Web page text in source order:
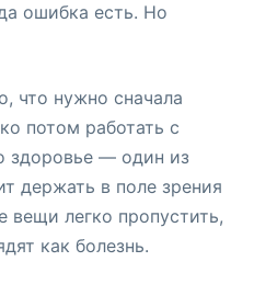
ошибка есть. Но
что нужно сначала
потом работать с
здоровье — один из
держать в поле зрения
вещи легко пропустить,
как болезнь.